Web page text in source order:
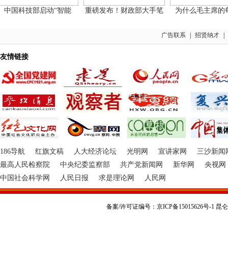
科技部启动“智能 重磅发布！财政部大手笔 为什么毛主席的每
广告联系 招贤纳才
友情链接
186导航 红旗文稿 人大经济论坛 光明网 宣讲家网
三沙新闻
最高人民检察院
中央纪委监察部 共产党新闻网 新华网
央视网
中国社会科学网
人民日报 求是理论网 人民网
备案/许可证编号：京ICP备15015626号-1 昆